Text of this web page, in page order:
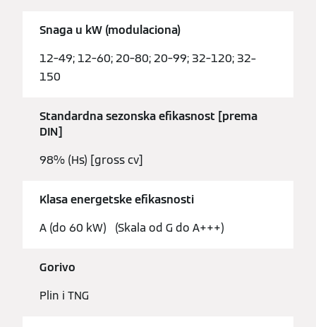
Snaga u kW (modulaciona)
12–49; 12–60; 20–80; 20–99; 32–120; 32–
150
Standardna sezonska efikasnost [prema
DIN]
98% (Hs) [gross cv]
Klasa energetske efikasnosti
A (do 60 kW) (Skala od G do A+++)
Gorivo
Plin i TNG